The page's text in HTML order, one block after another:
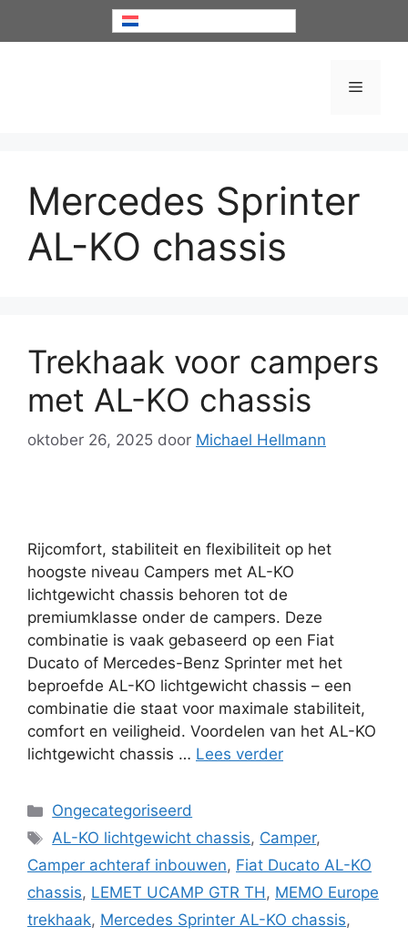
Menu
Mercedes Sprinter
AL-KO chassis
Trekhaak voor campers
met AL-KO chassis
oktober 26, 2025 door Michael Hellmann
Rijcomfort, stabiliteit en flexibiliteit op het
hoogste niveau Campers met AL-KO
lichtgewicht chassis behoren tot de
premiumklasse onder de campers. Deze
combinatie is vaak gebaseerd op een Fiat
Ducato of Mercedes-Benz Sprinter met het
beproefde AL-KO lichtgewicht chassis – een
combinatie die staat voor maximale stabiliteit,
comfort en veiligheid. Voordelen van het AL-KO
lichtgewicht chassis … Lees verder
Categorieën
Ongecategoriseerd
Tags
AL-KO lichtgewicht chassis, Camper,
Camper achteraf inbouwen, Fiat Ducato AL-KO
chassis, LEMET UCAMP GTR TH, MEMO Europe
trekhaak, Mercedes Sprinter AL-KO chassis,